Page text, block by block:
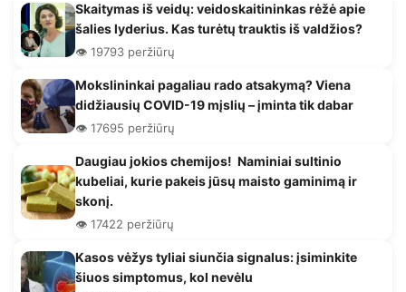
Skaitymas iš veidų: veidoskaitininkas rėžė apie
šalies lyderius. Kas turėtų trauktis iš valdžios?
👁️ 19793 peržiūrų
Mokslininkai pagaliau rado atsakymą? Viena
didžiausių COVID-19 mįslių – įminta tik dabar
👁️ 17695 peržiūrų
Daugiau jokios chemijos! Naminiai sultinio
kubeliai, kurie pakeis jūsų maisto gaminimą ir
skonį.
👁️ 17422 peržiūrų
Kasos vėžys tyliai siunčia signalus: įsiminkite
šiuos simptomus, kol nevėlu